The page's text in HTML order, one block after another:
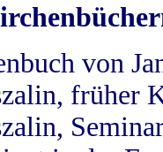
von
früher